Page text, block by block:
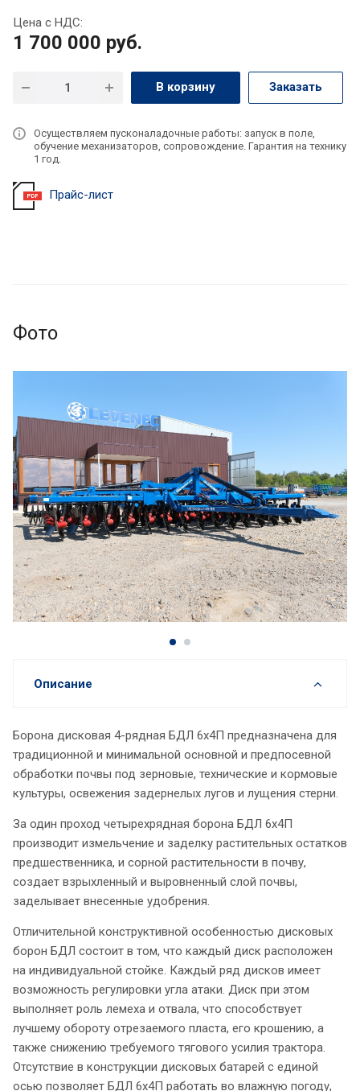
Цена с НДС:
1 700 000 руб.
В корзину Заказать
Осуществляем пусконаладочные работы: запуск в поле,
обучение механизаторов, сопровождение. Гарантия на технику
1 год.
Прайс-лист
Фото
Описание
Борона дисковая 4-рядная БДЛ 6x4П предназначена для
традиционной и минимальной основной и предпосевной
обработки почвы под зерновые, технические и кормовые
культуры, освежения задернелых лугов и лущения стерни.
За один проход четырехрядная борона БДЛ 6x4П
производит измельчение и заделку растительных остатков
предшественника, и сорной растительности в почву,
создает взрыхленный и выровненный слой почвы,
заделывает внесенные удобрения.
Отличительной конструктивной особенностью дисковых
борон БДЛ состоит в том, что каждый диск расположен
на индивидуальной стойке. Каждый ряд дисков имеет
возможность регулировки угла атаки. Диск при этом
выполняет роль лемеха и отвала, что способствует
лучшему обороту отрезаемого пласта, его крошению, а
также снижению требуемого тягового усилия трактора.
Отсутствие в конструкции дисковых батарей с единой
осью позволяет БДЛ 6x4П работать во влажную погоду,